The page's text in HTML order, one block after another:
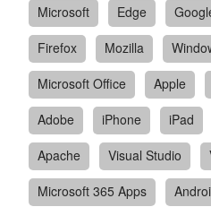
Microsoft Edge
Firefox
Mozilla
Microsoft Office
Apple
Adobe
iPhone iPad
Apache
Visual Studio
Microsoft 365 Apps